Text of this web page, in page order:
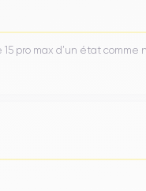
pro max d’un état